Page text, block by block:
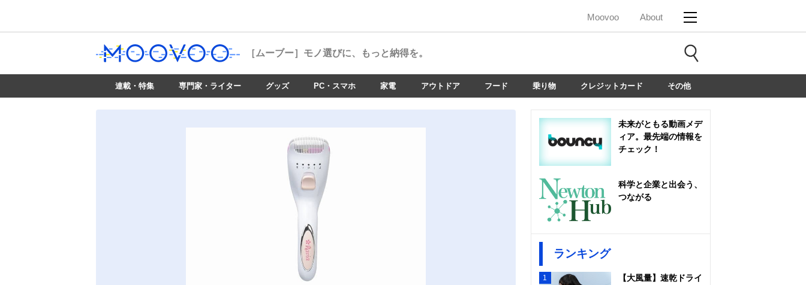
Moovoo About
［ムーブー］ モノ選びに、もっと納得を。
連載・特集 専門家・ライター グッズ PC・スマホ 家電 アウトドア フード 乗り物 クレジットカード その他
未来がともる動画メデ
ィア。最先端の情報を
チェック！
科学と企業と出会う、
つながる
ランキング
1
【大風量】速乾ドライ